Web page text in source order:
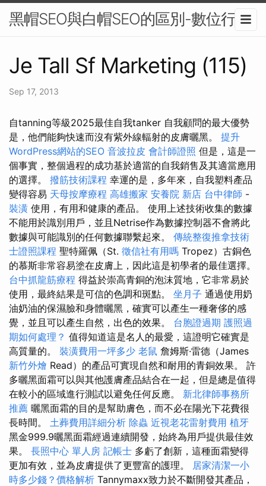
黑帽SEO與白帽SEO的區別-數位行銷
Je Tall Sf Marketing (115)
Sep 17, 2013
自tanning等級2025最佳自我tanker 自我顧問的最大優勢
是，他們能夠快速而沒有紫外線輻射的皮膚曬黑。 提升
WordPress網站的SEO 音波拉皮 會計師證照 但是，這是一
個事實，整個過程的成功基於適當的自我銷售及其適當應用
的選擇。 撥筋技術課程 幸運的是，多年來，自我塑料產品
變得容易 天母按摩療程 高雄搬家 安養院 新店 台中律師 -
裝潢 使用，有用和健康的產品。 使用上述技術收集的數據
不能用於識別用戶，並且Netrise作為數據控制器不會將此
數據與可能識別的任何數據聯繫起來。 傳統整復推拿技術
士證照課程 聖特羅佩（St. 徵信社有用嗎 Tropez）古銅色
的慕斯非常容易塗在皮膚上，因此這是初學者的最佳選擇。
台中抓龍筋療程 得益於崇高青銅的泡沫質地，它非常易於
使用，最終結果是可信的色調和斑點。 坐月子 通過使用奶
油奶油的保濕臉和身體曬黑，確實可以產生一種奢侈的感
覺，並且可以產生自然，出色的效果。 台胞證過期 護照過
期如何處理？ 值得知道這是名人的最愛，這證明它確實是
高質量的。 裝潢費用一坪多少 老鼠 詹姆斯·雷德（James
新竹外燴 Read）的產品可實現自然和耐用的青銅效果。 許
多曬黑面霜可以與其他護膚產品結合在一起，但是總是值得
在較小的區域進行測試以避免任何反應。 新北律師事務所
推薦 曬黑面霜的目的是幫助膚色，而不必在陽光下花費很
長時間。 土葬費用詳細分析 除蟲 近視老花雷射費用 植牙
黑金999.9曬黑面霜經過連續開發，始終為用戶提供最佳效
果。 長照中心 單人房 記帳士 多虧了創新，這種面霜變得
更加有效，並為皮膚提供了更豐富的護理。 居家清潔一小
時多少錢？價格解析 Tannymaxx致力於不斷開發其產品，